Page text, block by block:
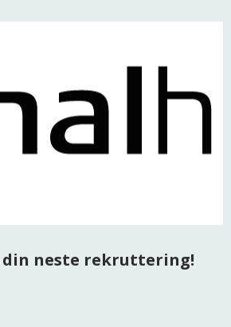
din neste rekruttering!